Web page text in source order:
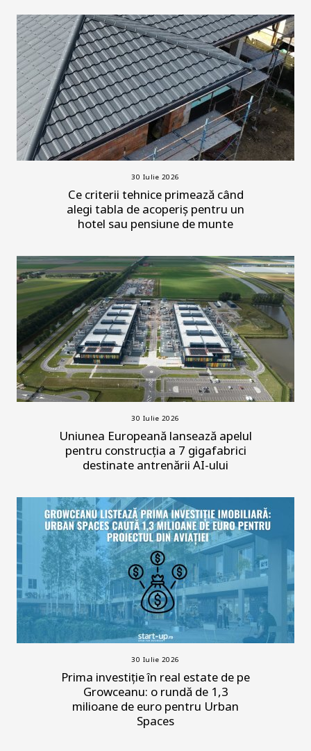
30 Iulie 2026
Ce criterii tehnice primează când
alegi tabla de acoperiș pentru un
hotel sau pensiune de munte
30 Iulie 2026
Uniunea Europeană lansează apelul
pentru construcția a 7 gigafabrici
destinate antrenării AI-ului
30 Iulie 2026
Prima investiție în real estate de pe
Growceanu: o rundă de 1,3
milioane de euro pentru Urban
Spaces